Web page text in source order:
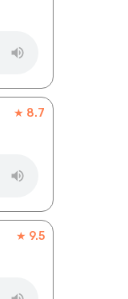
★ 8.7
★ 9.5